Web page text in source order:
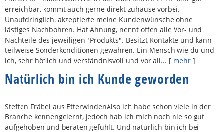
erreichbar, kommt auch gerne direkt zuhause vorbei.
Unaufdringlich, akzeptierte meine Kundenwünsche ohne
lästiges Nachbohren. Hat Ahnung, nennt offen alle Vor- und
Nachteile des jeweiligen "Produkts". Besitzt Kontakte und kann
teilweise Sonderkonditionen gewähren. Ein Mensch wie du und
ich, sehr höflich und verständnisvoll und vor all... [ mehr ]
Natürlich bin ich Kunde geworden
Steffen Fräbel aus EtterwindenAlso ich habe schon viele in der
Branche kennengelernt, jedoch hab ich mich noch nie so gut
aufgehoben und beraten gefühlt. Und natürlich bin ich bei